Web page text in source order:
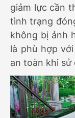
giảm lực cần
tình trạng
không bị ảnh
là phù hợp
an toàn khi sử